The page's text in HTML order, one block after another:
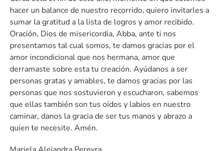
hacer un balance de nuestro recorrido, quiero invitarles a
sumar la gratitud a la lista de logros y amor recibido.
Oración, Dios de misericordia, Abba, ante ti nos
presentamos tal cual somos, te damos gracias por el
amor incondicional que nos hermana, amor que
derramaste sobre esta tu creación. Ayúdanos a ser
personas gratas y amables, te damos gracias por las
personas que nos sostuvieron y escucharon, sabemos
que ellas también son tus oídos y labios en nuestro
caminar, danos la gracia de ser tus manos y abrazo a
quien te necesite. Amén.